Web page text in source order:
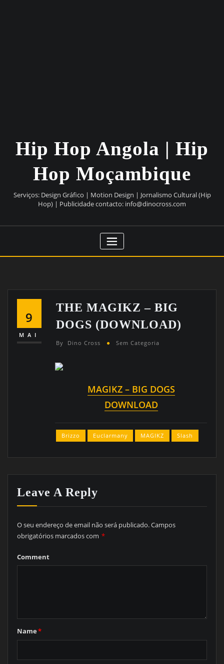
Hip Hop Angola | Hip
Hop Moçambique
Serviços: Design Gráfico | Motion Design | Jornalismo Cultural (Hip
Hop) | Publicidade contacto: info@dinocross.com
9
MAI
THE MAGIKZ – BIG
DOGS (DOWNLOAD)
By Dino Cross Sem Categoria
MAGIKZ – BIG DOGS
DOWNLOAD
Brizzo Euclarmany MAGIKZ Slash
Leave A Reply
O seu endereço de email não será publicado.Campos
obrigatórios marcados com *
Comment
Name*